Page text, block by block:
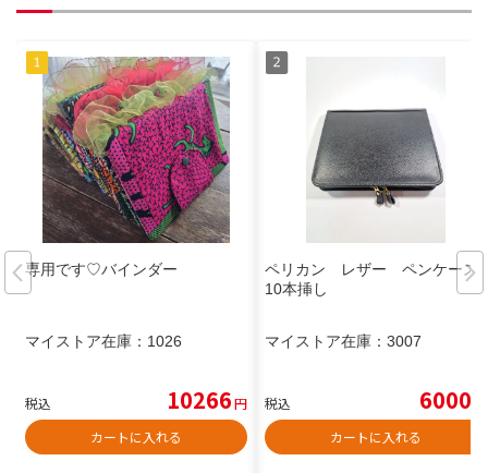
専用です♡バインダー
マイストア在庫： 1026
税込 10266円
カートに入れる
ペリカン レザー ペンケース
10本挿し
マイストア在庫： 3007
税込 6000
カートに入れる